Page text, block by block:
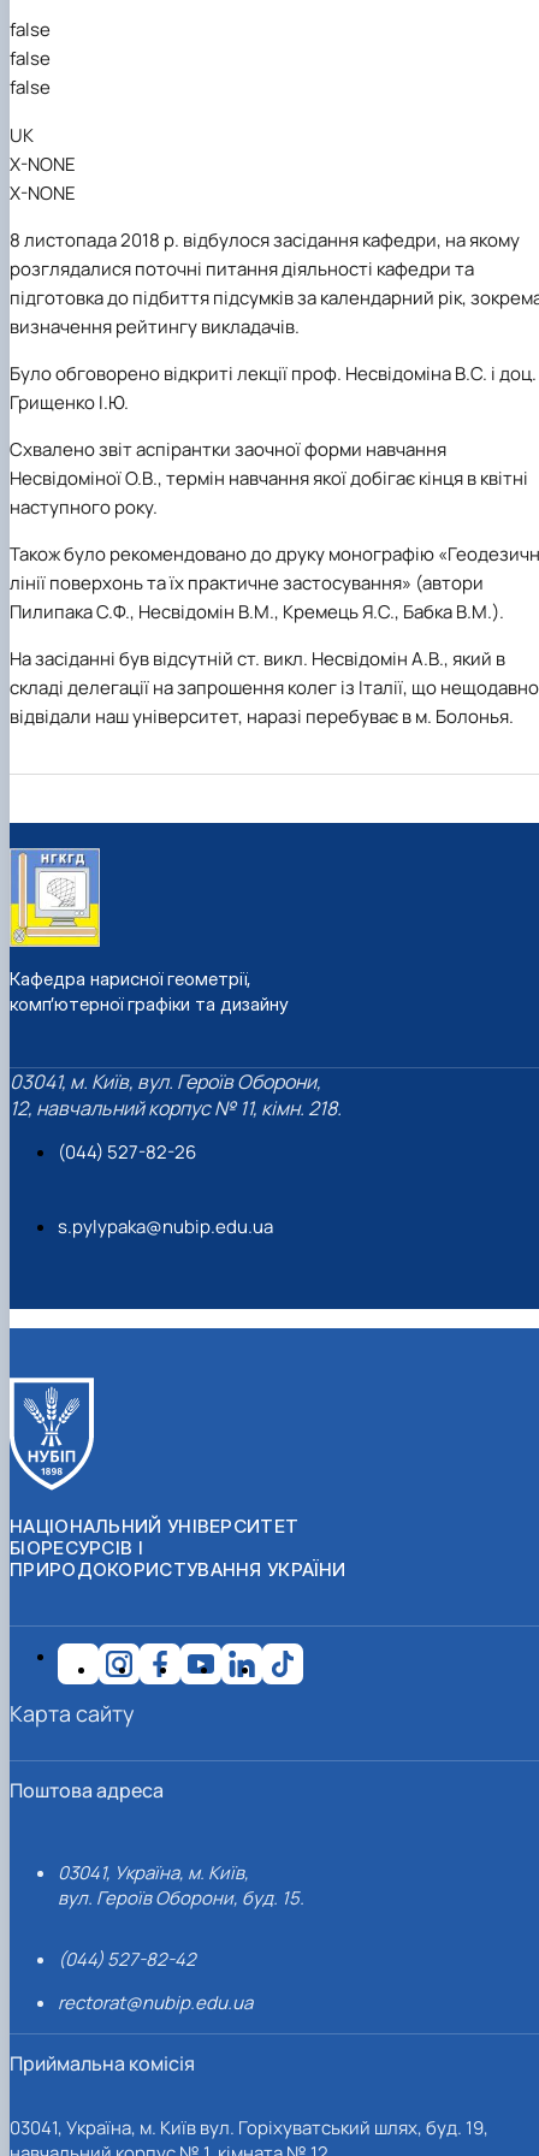
false
false
false
UK
X-NONE
X-NONE
8 листопада 2018 р. відбулося засідання кафедри, на якому
розглядалися поточні питання діяльності кафедри та
підготовка до підбиття підсумків за календарний рік,
визначення рейтингу викладачів.
Було обговорено відкриті лекції проф. Несвідоміна В.С. і доц.
Грищенко І.Ю.
Схвалено звітаспірантки заочної форми навчання
Несвідоміної О.В., термін навчання якої добігає кінця в квітні
наступного року.
Також було рекомендовано до друку монографію
лінії поверхонь та їх практичне застосування» (автори
Пилипака С.Ф., Несвідомін В.М., Кремець Я.С., Бабка В.М.).
На засіданні був відсутній ст. викл. Несвідомін А.В., який в
складі делегації на запрошення колег із Італії, що нещодавно
відвідали наш університет, наразі перебуває в м. Болонья.
Кафедра нарисної геометрії,
комп’ютерної графіки та дизайну
03041, м. Київ, вул. Героїв Оборони,
12, навчальний корпус № 11, кімн. 218.
(044) 527-82-26
s.pylypaka@nubip.edu.ua
НАЦІОНАЛЬНИЙ УНІВЕРСИТЕТ
БІОРЕСУРСІВ І
ПРИРОДОКОРИСТУВАННЯ УКРАЇНИ
Поштова адреса
03041, Україна, м. Київ,
вул. Героїв Оборони, буд. 15.
(044) 527-82-42
rectorat@nubip.edu.ua
Приймальна комісія
03041, Україна, м. Київ вул. Горіхуватський шлях, буд. 19,
Карта сайту